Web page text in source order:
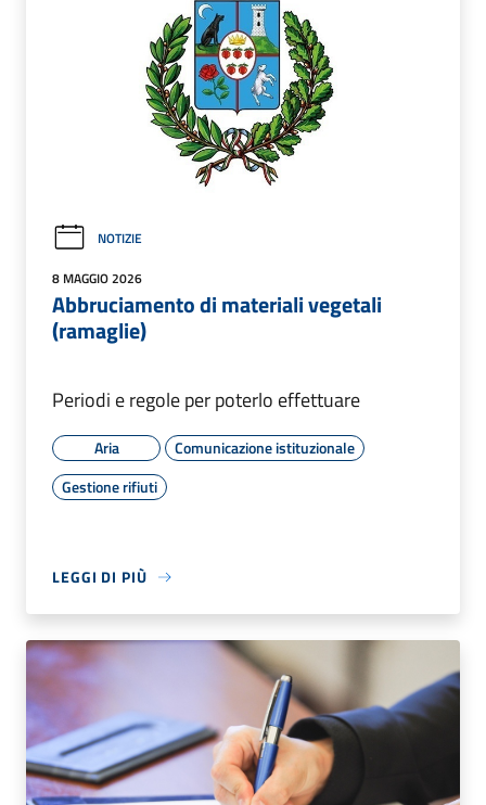
NOTIZIE
8 MAGGIO 2026
Abbruciamento di materiali vegetali
(ramaglie)
Periodi e regole per poterlo effettuare
Aria
Comunicazione istituzionale
Gestione rifiuti
LEGGI DI PIÙ